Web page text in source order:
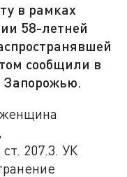
в рамках
58-летней
сообщили в
Запорожью.
207.3. УК